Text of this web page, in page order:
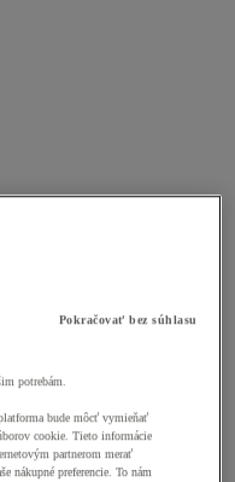
Pokračovať bez súhlasu
potrebám.
bude môcť vymieňať
cookie. Tieto informácie
partnerom merať
nákupné preferencie. To nám